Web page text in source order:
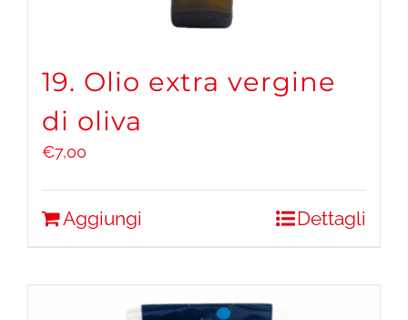
19. Olio extra vergine
di oliva
€7,00
Aggiungi Dettagli